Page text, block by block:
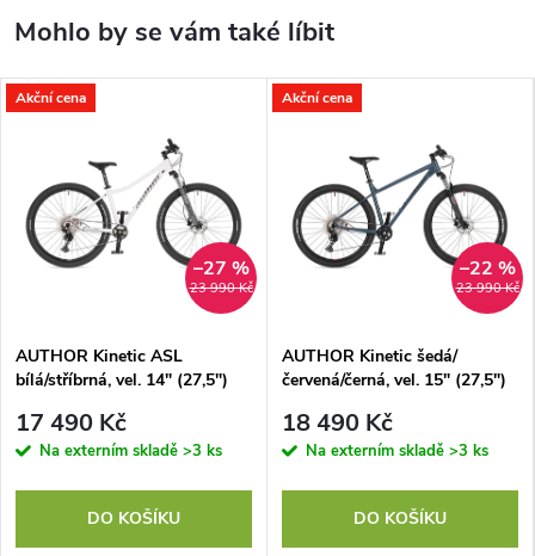
Akční cena
23 990 Kč
–27 %
AUTHOR Kinetic ASL
bílá/stříbrná, vel. 14" (27,5")
17 490 Kč
Na externím skladě >3 ks
DO KOŠÍKU
Akční cena
23 990 Kč
–22 %
AUTHOR Kinetic šedá/
červená/černá, vel. 15" (27,5")
18 490 Kč
Na externím skladě >3 ks
DO KOŠÍKU